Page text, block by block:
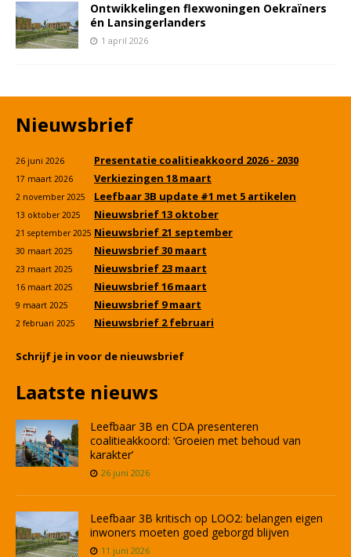
Ontwikkelingen flexwoningen Oekraïners
én Lansingerlanders
1 april 2026
Nieuwsbrief
26 juni 2026 Presentatie coalitieakkoord 2026 - 2030
17 maart 2026 Verkiezingen 18 maart
2 november 2025 Leefbaar 3B update #1 met 5 artikelen
13 oktober 2025 Nieuwsbrief 13 oktober
21 september 2025 Nieuwsbrief 21 september
30 maart 2025 Nieuwsbrief 30 maart
23 maart 2025 Nieuwsbrief 23 maart
16 maart 2025 Nieuwsbrief 16 maart
9 maart 2025 Nieuwsbrief 9 maart
2 februari 2025 Nieuwsbrief 2 februari
Schrijf je in voor de nieuwsbrief
Laatste nieuws
Leefbaar 3B en CDA presenteren
coalitieakkoord: ‘Groeien met behoud van
karakter’
26 juni 2026
Leefbaar 3B kritisch op LOO2: belangen eigen
inwoners moeten goed geborgd blijven
11 juni 2026